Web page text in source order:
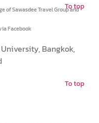
of Sawasdee Travel Group and
Facebook
To top
Bangkok,
To top